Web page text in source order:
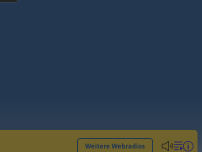
Weitere Webradios